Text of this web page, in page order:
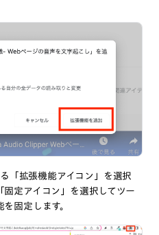
「拡張機能アイコン」を選択
固定アイコン」を選択してツー
固定します。